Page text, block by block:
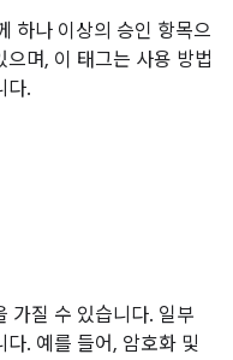
하나 이상의 승인 항목으
며, 이 태그는 사용 방법
다.
가질 수 있습니다. 일부
. 예를 들어, 암호화 및